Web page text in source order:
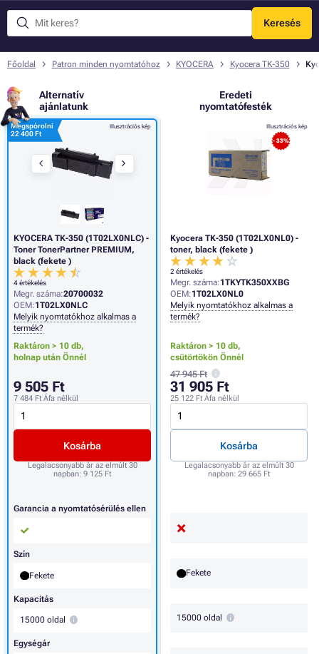
Keresés
Menü
Főoldal Patron minden nyomtatóhoz KYOCERA Kyocera TK-350
Alternatív
ajánlatunk
Eredeti
nyomtatófesték
Illusztrációs kép
- 33%
Kyocera TK-350 (1T02LX0NL0) -
toner, black (fekete )
2 értékelés
Megr. száma:1TKYTK350XXBG
OEM:1T02LX0NL0
Melyik nyomtatókhoz alkalmas a
termék?
Raktáron > 10 db,
csütörtökön Önnél
47 945 Ft
31 905 Ft
25 122 Ft Áfa nélkül
Kosárba
Legalacsonyabb ár az elmúlt 30
napban: 29 665 Ft
Fekete
15000 oldal
Illusztrációs kép
Megspórolni
22 400 Ft
KYOCERA TK-350 (1T02LX0NLC) -
Toner TonerPartner PREMIUM,
black (fekete )
4 értékelés
Megr. száma:20700032
OEM:1T02LX0NLC
Melyik nyomtatókhoz alkalmas a
termék?
Raktáron > 10 db,
holnap után Önnél
9 505 Ft
7 484 Ft Áfa nélkül
Kosárba
Legalacsonyabb ár az elmúlt 30
napban: 9 125 Ft
Garancia a nyomtatósérülés ellen
Szín
Fekete
Kapacitás
15000 oldal
Egységár